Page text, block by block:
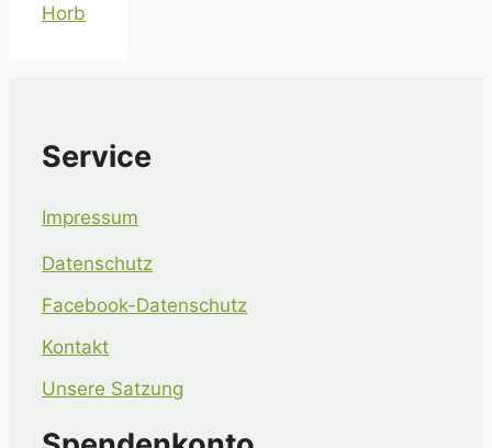
Horb
Service
Impressum
Datenschutz
Facebook-Datenschutz
Kontakt
Unsere Satzung